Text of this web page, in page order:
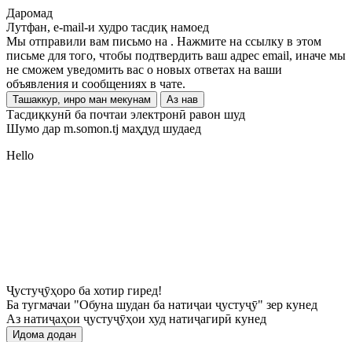
Даромад
Лутфан, e-mail-и худро тасдиқ намоед
Мы отправили вам письмо на . Нажмите на ссылку в этом
письме для того, чтобы подтвердить ваш адрес email, иначе мы
не сможем уведомить вас о новых ответах на ваши
объявления и сообщениях в чате.
Ташаккур, инро ман мекунам Аз нав
Тасдиқкунӣ ба почтаи электронӣ равон шуд
Шумо дар m.somon.tj маҳдуд шудаед
Hello
Ҷустуҷӯҳоро ба хотир гиред!
Ба тугмачаи "Обуна шудан ба натиҷаи ҷустуҷӯ" зер кунед
Аз натиҷаҳои ҷустуҷӯҳои худ натиҷагирӣ кунед
Идома додан